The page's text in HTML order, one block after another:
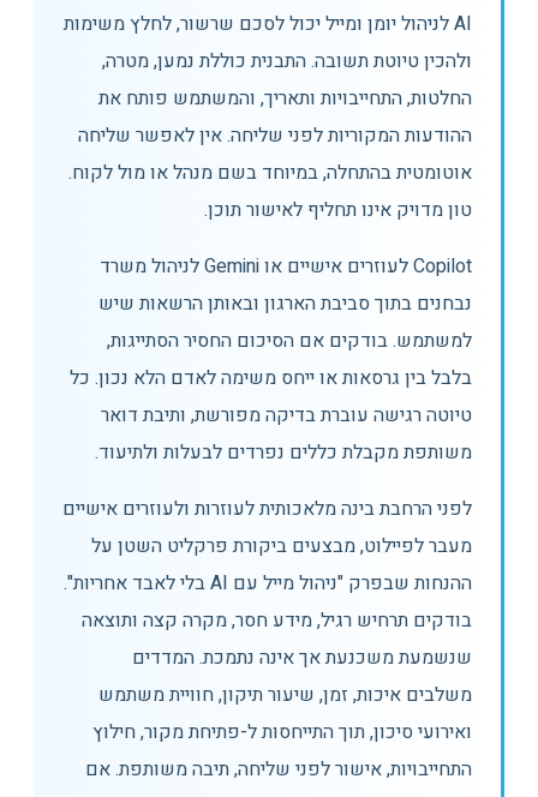
AI לניהול יומן ומייל יכול לסכם שרשור, לחלץ משימות
ולהכין טיוטת תשובה. התבנית כוללת נמען, מטרה,
החלטות, התחייבויות ותאריך, והמשתמש פותח את
ההודעות המקוריות לפני שליחה. אין לאפשר שליחה
אוטומטית בהתחלה, במיוחד בשם מנהל או מול לקוח.
טון מדויק אינו תחליף לאישור תוכן.
Copilot לעוזרים אישיים או Gemini לניהול משרד
נבחנים בתוך סביבת הארגון ובאותן הרשאות שיש
למשתמש. בודקים אם הסיכום החסיר הסתייגות,
בלבל בין גרסאות או ייחס משימה לאדם הלא נכון. כל
טיוטה רגישה עוברת בדיקה מפורשת, ותיבת דואר
משותפת מקבלת כללים נפרדים לבעלות ולתיעוד.
לפני הרחבת בינה מלאכותית לעוזרות ולעוזרים אישיים
מעבר לפיילוט, מבצעים ביקורת פרקליט השטן על
ההנחות שבפרק "ניהול מייל עם AI בלי לאבד אחריות".
בודקים תרחיש רגיל, מידע חסר, מקרה קצה ותוצאה
שנשמעת משכנעת אך אינה נתמכת. המדדים
משלבים איכות, זמן, שיעור תיקון, חוויית משתמש
ואירועי סיכון, תוך התייחסות ל-פתיחת מקור, חילוץ
התחייבויות, אישור לפני שליחה, תיבה משותפת. אם